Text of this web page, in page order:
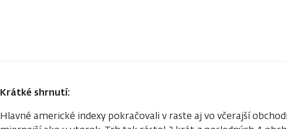
Krátké shrnutí:
Hlavné americké indexy pokračovali v raste aj vo včerajší